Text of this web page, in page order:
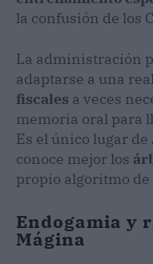
la confusión de los
La administración
adaptarse a una
fiscales a veces
memoria oral para
Es el único lugar de
conoce mejor los
propio algoritmo de
Endogamia y
Mágina